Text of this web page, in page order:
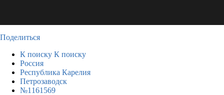
Поделиться
К поиску К поиску
Россия
Республика Карелия
Петрозаводск
№1161569